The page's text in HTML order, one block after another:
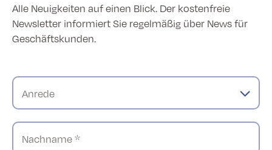
Alle Neuigkeiten auf einen Blick. Der kostenfreie
Newsletter informiert Sie regelmäßig über News für
Geschäftskunden.
Anrede
Nachname *